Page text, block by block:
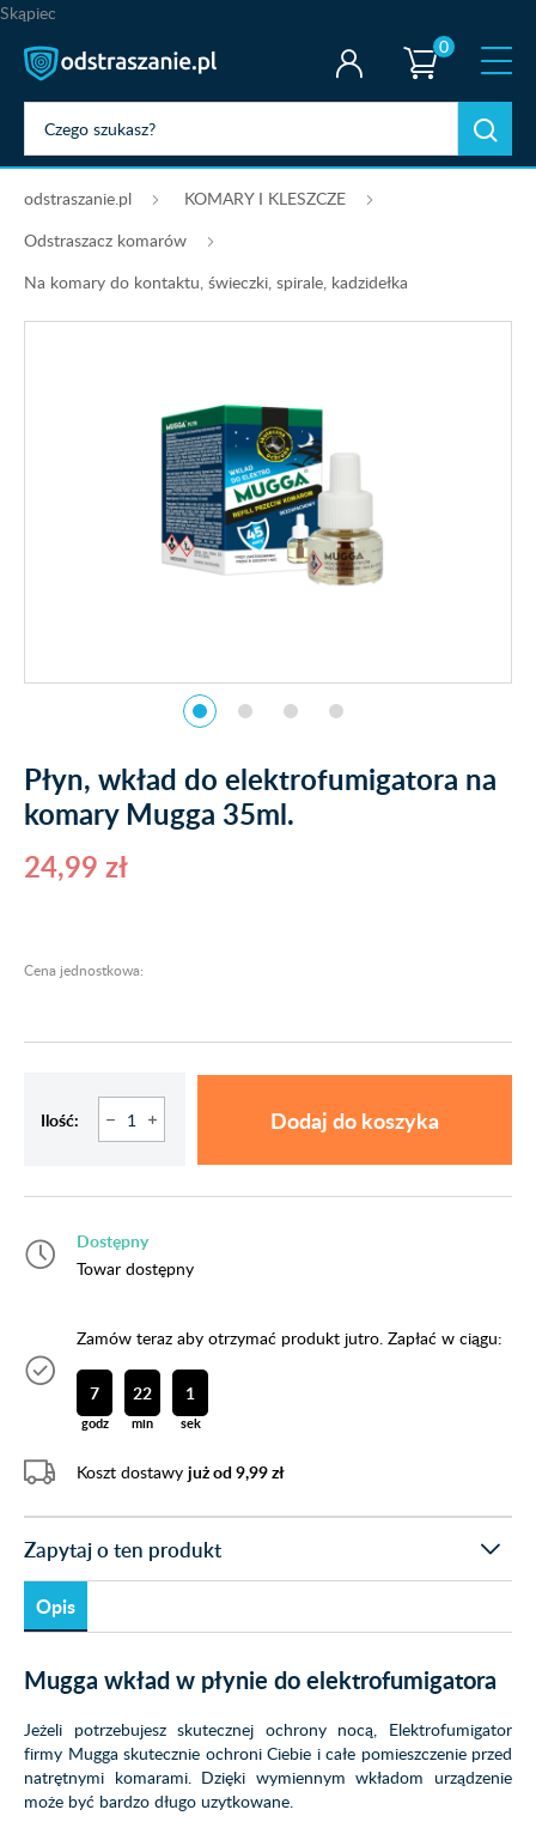
Skąpiec
0
odstraszanie.pl
KOMARY I KLESZCZE
Odstraszacz komarów
Na komary do kontaktu, świeczki, spirale, kadzidełka
Płyn, wkład do elektrofumigatora na
komary Mugga 35ml.
24,99 zł
Cena jednostkowa:
Ilość: Dodaj do koszyka
Dostępny
Towar dostępny
Zamów teraz aby otrzymać produkt jutro. Zapłać w ciągu:
7
godz
22
min
1
sek
Koszt dostawy już od 9,99 zł
Zapytaj o ten produkt
Opis
Mugga wkład w płynie do elektrofumigatora
Jeżeli potrzebujesz skutecznej ochrony nocą, Elektrofumigator
firmy Mugga skutecznie ochroni Ciebie i całe pomieszczenie przed
natrętnymi komarami. Dzięki wymiennym wkładom urządzenie
może być bardzo długo uzytkowane.